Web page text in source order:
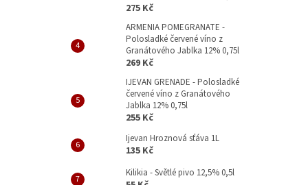
275 Kč
ARMENIA POMEGRANATE -
Polosladké červené víno z
Granátového Jablka 12% 0,75l
269 Kč
IJEVAN GRENADE - Polosladké
červené víno z Granátového
Jablka 12% 0,75l
255 Kč
Ijevan Hroznová sťáva 1L
135 Kč
Kilikia - Světlé pivo 12,5% 0,5l